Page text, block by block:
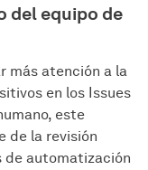
del equipo de
más atención a la
en los Issues
este
de la revisión
de automatización